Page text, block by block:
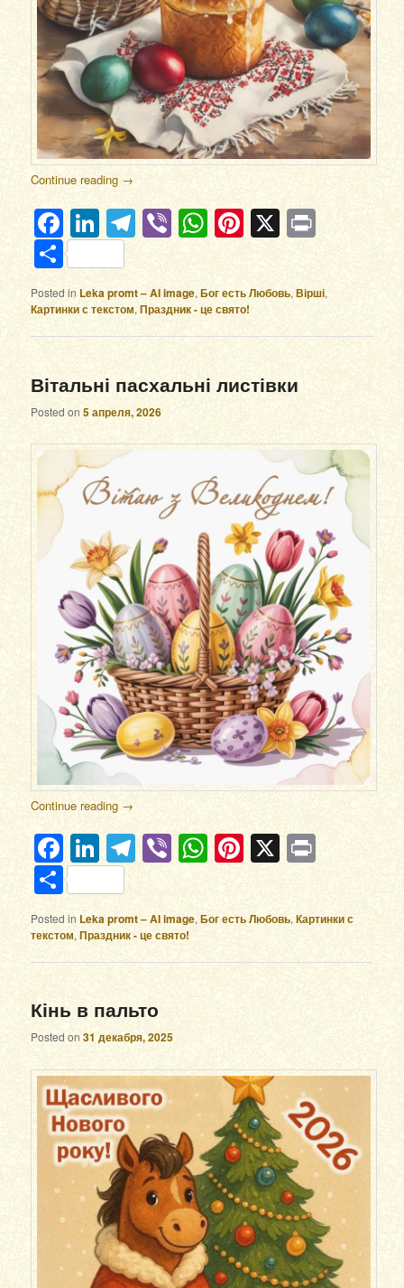
Continue reading →
Facebook
LinkedIn
Telegram
ViberWhatsApp
Pinterest
X
Отправить
Posted in Leka promt – AI image,Бог есть Любовь,Вірші,
Картинки с текстом,Праздник - це свято!
Вітальні пасхальні листівки
Posted on5 апреля, 2026
Continue reading →
Facebook
LinkedIn
Telegram
ViberWhatsApp
Pinterest
X
Отправить
Posted in Leka promt – AI image,Бог есть Любовь,Картинки с
текстом,Праздник - це свято!
Кінь в пальто
Posted on31 декабря, 2025